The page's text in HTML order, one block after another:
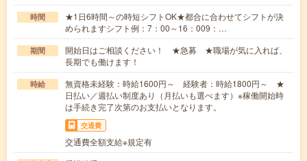
時間
★1日6時間～の時短シフトOK★都合に合わせてシフトが決
められますシフト例：7：00～16：009：…
期間
開始日はご相談ください！ ★急募 ★職場が気に入れば、
長期でも働けます！
時給
無資格未経験：時給1600円～ 経験者：時給1800円～ ★
日払い／週払い制度あり（月払いも選べます）※稼働開始時
は手続き完了次第のお支払いとなります。
交通費
交通費全額支給※規定有